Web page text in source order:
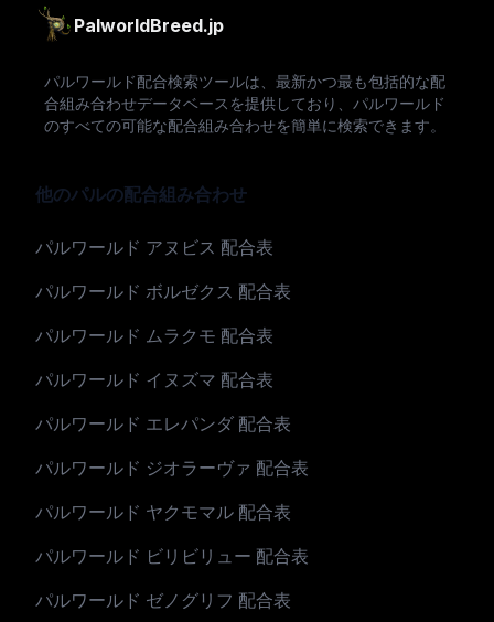
PalworldBreed.jp
パルワールド配合検索ツールは、最新かつ最も包括的な配
合組み合わせデータベースを提供しており、パルワールド
のすべての可能な配合組み合わせを簡単に検索できます。
他のパルの配合組み合わせ
パルワールド アヌビス 配合表
パルワールド ボルゼクス 配合表
パルワールド ムラクモ 配合表
パルワールド イヌズマ 配合表
パルワールド エレパンダ 配合表
パルワールド ジオラーヴァ 配合表
パルワールド ヤクモマル 配合表
パルワールド ビリビリュー 配合表
パルワールド ゼノグリフ 配合表